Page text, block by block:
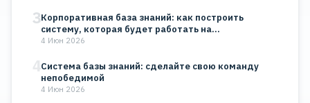
3Корпоративная база знаний: как построить
систему, которая будет работать на…
4 Июн 2026
4Система базы знаний: сделайте свою команду
непобедимой
4 Июн 2026